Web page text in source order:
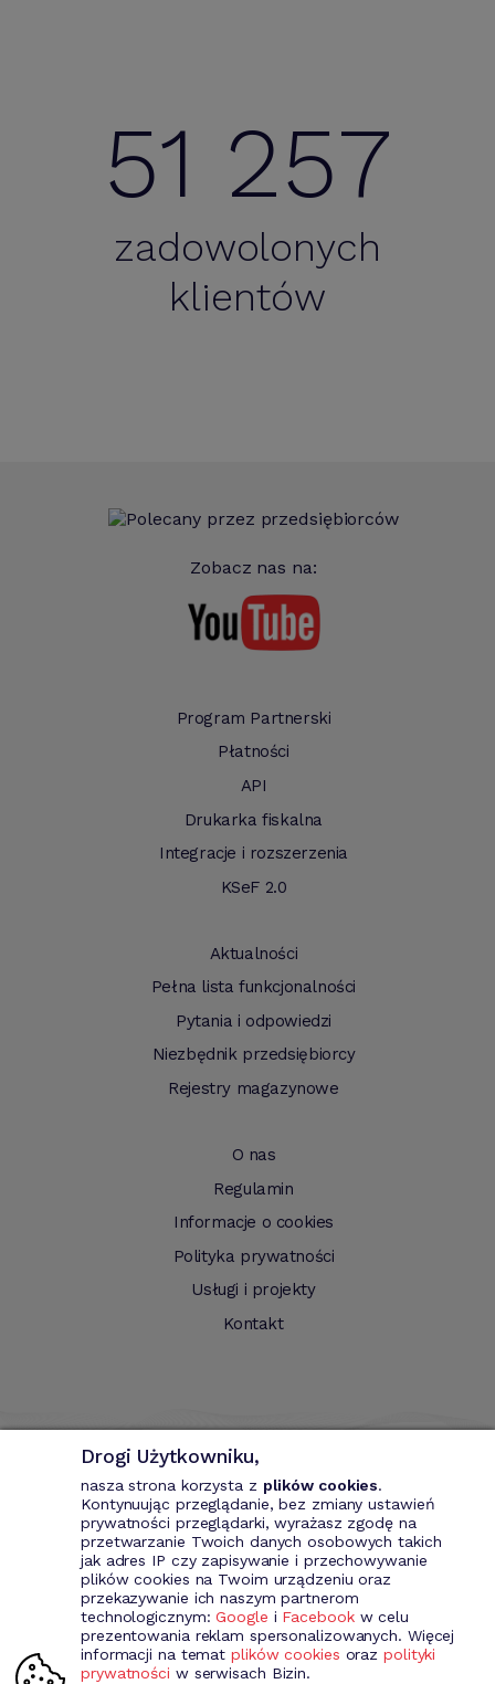
51 257
zadowolonych
klientów
Zobacz nas na:
Program Partnerski
Płatności
API
Drukarka fiskalna
Integracje i rozszerzenia
KSeF 2.0
Aktualności
Pełna lista funkcjonalności
Pytania i odpowiedzi
Niezbędnik przedsiębiorcy
Rejestry magazynowe
O nas
Regulamin
Informacje o cookies
Polityka prywatności
Usługi i projekty
Kontakt
Bizin - System wspomagający przedsiębiorce. Wystawianie
dokumentów przychodowych (faktury VAT, fakury marża, faktury
MP, rachunki itd.). Rejestr kontrahentów wraz z rozbudowaną
analizą, gospodarka magazynowa, środki trwale, analiza sprzedaży i
kosztów prowadzenia działalności itd.
Drogi Użytkowniku,
nasza strona korzysta z plików cookies.
Kontynuując przeglądanie, bez zmiany ustawień
prywatności przeglądarki, wyrażasz zgodę na
przetwarzanie Twoich danych osobowych takich
jak adres IP czy zapisywanie i przechowywanie
plików cookies na Twoim urządzeniu oraz
przekazywanie ich naszym partnerom
technologicznym:Google i Facebookw celu
prezentowania reklam spersonalizowanych. Więcej
informacji na tematplików cookies orazpolityki
prywatności w serwisach Bizin.